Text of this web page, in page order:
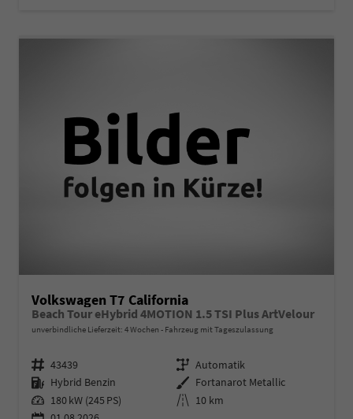
Volkswagen T7 California
Beach Tour eHybrid 4MOTION 1.5 TSI Plus ArtVelour
unverbindliche Lieferzeit: 4 Wochen Fahrzeug mit Tageszulassung
Fahrzeugnr. 43439 Getriebe Automatik
Kraftstoff Hybrid Benzin Außenfarbe Fortanarot Metallic
Leistung 180 kW (245 PS) Kilometerstand 10 km